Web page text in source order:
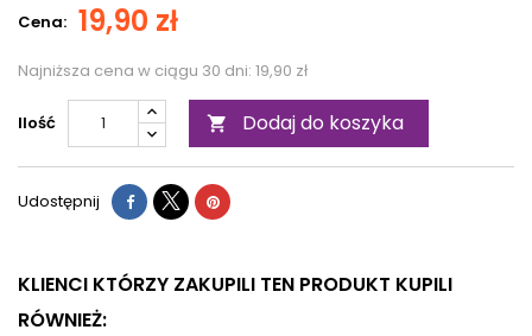
Cena: 19,90 zł
Najniższa cena w ciągu 30 dni: 19,90 zł
Ilość  Dodaj do koszyka
Udostępnij
KLIENCI KTÓRZY ZAKUPILI TEN PRODUKT KUPILI
RÓWNIEŻ: